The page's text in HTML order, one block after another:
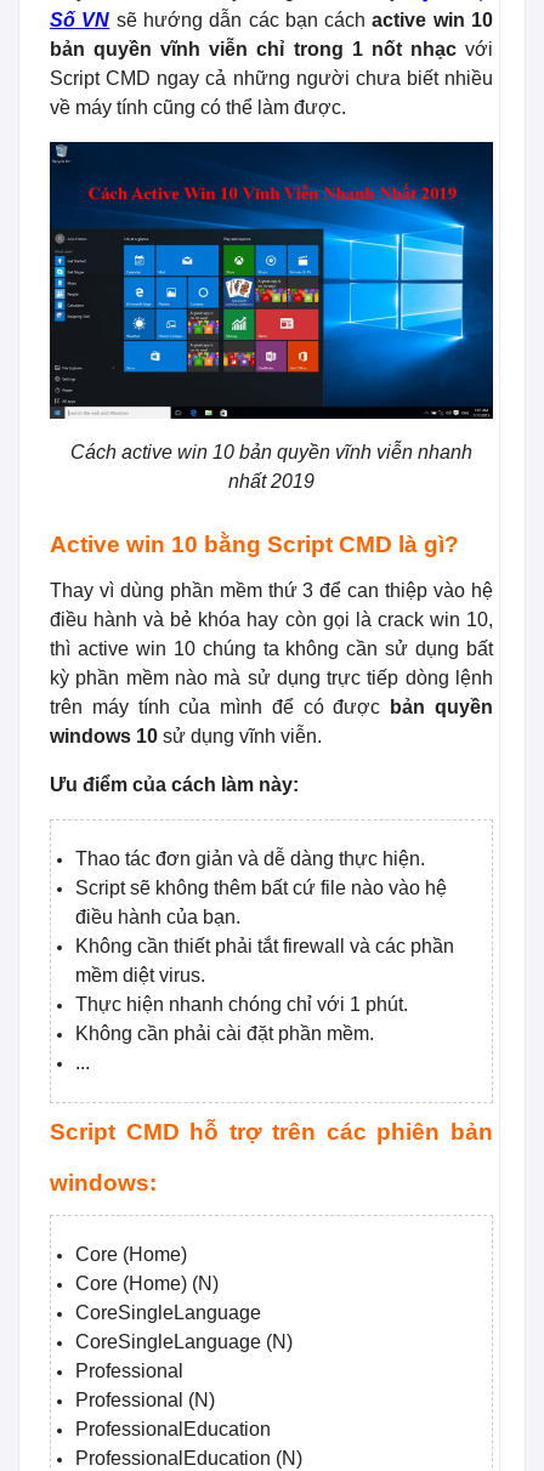
Số VN sẽ hướng dẫn các bạn cáchactive win 10
bản quyền vĩnh viễn chỉ trong 1 nốt nhạcvới
Script CMD ngay cả những người chưa biết nhiều
về máy tính cũng có thể làm được.
Cách active win 10 bản quyền vĩnh viễn nhanh
nhất 2019
Active win 10 bằng Script CMD là gì?
Thay vì dùng phần mềm thứ 3 để can thiệp vào hệ
điều hành và bẻ khóa hay còn gọi là crack win 10,
thì active win 10 chúng ta không cần sử dụng bất
kỳ phần mềm nào mà sử dụng trực tiếp dòng lệnh
trên máy tính của mình để có được
bản quyền
windows 10 sử dụng vĩnh viễn.
Ưu điểm của cách làm này:
Thao tác đơn giản và dễ dàng thực hiện.
Script sẽ không thêm bất cứ file nào vào hệ
điều hành của bạn.
Không cần thiết phải tắt firewall và các phần
mềm diệt virus.
Thực hiện nhanh chóng chỉ với 1 phút.
Không cần phải cài đặt phần mềm.
...
Script CMD hỗ trợ trên các phiên bản
windows:
Core (Home)
Core (Home) (N)
CoreSingleLanguage
CoreSingleLanguage (N)
Professional
Professional (N)
ProfessionalEducation
ProfessionalEducation (N)